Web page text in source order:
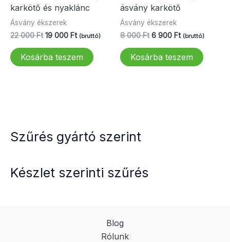
karkötő és nyaklánc
Ásvány ékszerek
22 000Ft Original
was:
22
19 000 FtCurrent
19
(bruttó)
Kosárba teszem
ásvány karkötő
Ásvány ékszerek
8 000Ft Original
was:
8
6 900 FtCurrent
6
(bruttó)
Kosárba teszem
Szűrés gyártó szerint
Készlet szerinti szűrés
Blog
Rólunk